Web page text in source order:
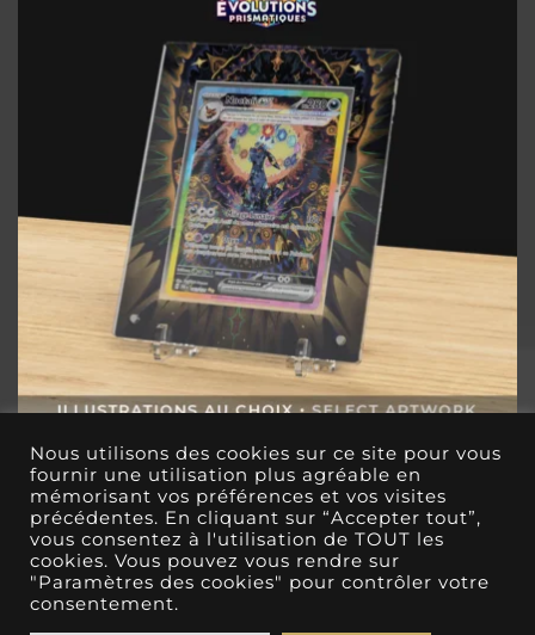
Protections Magnétiques Illustrées
Pokémon – Série Evolutions Prismatiques
€17.00
Nous utilisons des cookies sur ce site pour vous
fournir une utilisation plus agréable en
mémorisant vos préférences et vos visites
précédentes. En cliquant sur “Accepter tout”,
vous consentez à l'utilisation de TOUT les
cookies. Vous pouvez vous rendre sur
"Paramètres des cookies" pour contrôler votre
consentement.